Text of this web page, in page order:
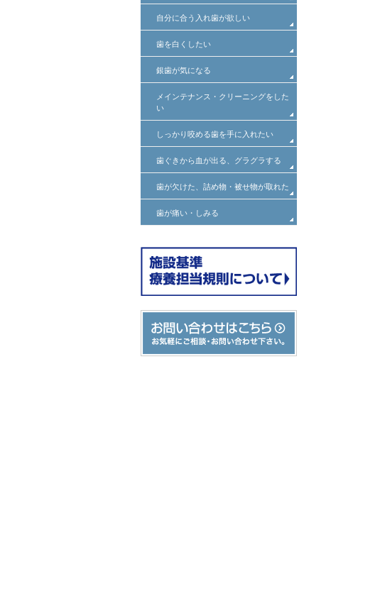
自分に合う入れ歯が欲しい
歯を白くしたい
銀歯が気になる
メインテナンス・クリーニングをした
い
しっかり咬める歯を手に入れたい
歯ぐきから血が出る、グラグラする
歯が欠けた、詰め物・被せ物が取れた
歯が痛い・しみる